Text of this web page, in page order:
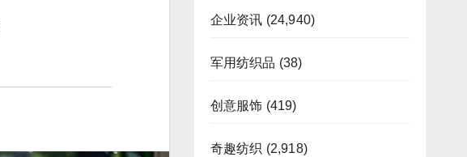
企业资讯 (24,940)
军用纺织品 (38)
创意服饰 (419)
奇趣纺织 (2,918)